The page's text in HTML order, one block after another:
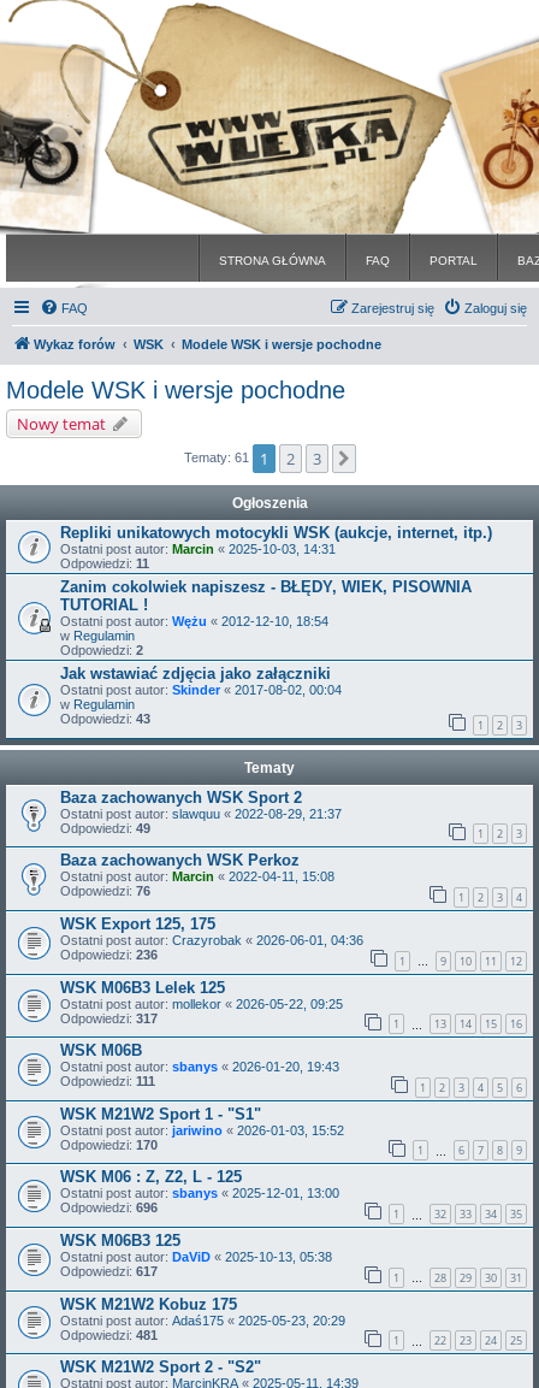
STRONA GŁÓWNA FAQ PORTAL
FAQ Zaloguj się
Zarejestruj się
Wykaz forów WSK Modele WSK i wersje pochodne
Modele WSK i wersje pochodne
Nowy temat
Tematy: 61 1 2 3
Ogłoszenia
Repliki unikatowych motocykli WSK (aukcje, internet, itp.)
Ostatni post autor: Marcin « 2025-10-03, 14:31
Odpowiedzi: 11
Zanim cokolwiek napiszesz - BŁĘDY, WIEK, PISOWNIA
TUTORIAL !
Ostatni post autor: Wężu « 2012-12-10, 18:54
w Regulamin
Odpowiedzi: 2
Jak wstawiać zdjęcia jako załączniki
Ostatni post autor: Skinder« 2017-08-02, 00:04
w Regulamin
Odpowiedzi: 43 1 2 3
Tematy
Baza zachowanych WSK Sport 2
Ostatni post autor: slawquu « 2022-08-29, 21:37
Odpowiedzi: 49 1 2 3
Baza zachowanych WSK Perkoz
Ostatni post autor: Marcin « 2022-04-11, 15:08
Odpowiedzi: 76 1 2 3 4
WSK Export 125, 175
Ostatni post autor: Crazyrobak « 2026-06-01, 04:36
Odpowiedzi: 236 1 … 9 10 11 12
WSK M06B3 Lelek 125
Ostatni post autor: mollekor « 2026-05-22, 09:25
Odpowiedzi: 317 1 13 14 15 16
WSK M06B
Ostatni post autor: sbanys « 2026-01-20, 19:43
Odpowiedzi: 111 1 2 3 4 5 6
WSK M21W2 Sport 1 - "S1"
Ostatni post autor: jariwino « 2026-01-03, 15:52
Odpowiedzi: 170 1 6 7 8 9
WSK M06 : Z, Z2, L - 125
Ostatni post autor: sbanys « 2025-12-01, 13:00
Odpowiedzi: 696 1 32 33 34 35
WSK M06B3 125
Ostatni post autor: DaViD « 2025-10-13, 05:38
Odpowiedzi: 617 1 … 28 29 30 31
WSK M21W2 Kobuz 175
Ostatni post autor: Adaś175 « 2025-05-23, 20:29
Odpowiedzi: 481 1 22 23 24 25
WSK M21W2 Sport 2 - "S2"
Ostatni post autor: MarcinKRA« 2025-05-11, 14:39